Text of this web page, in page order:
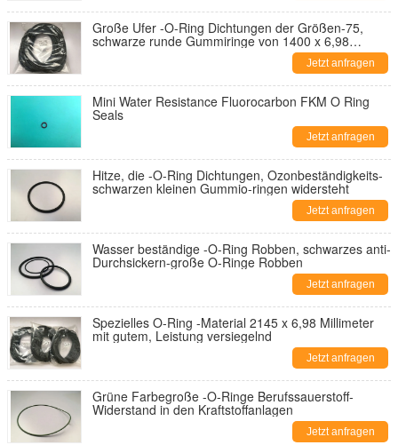
Große Ufer -O-Ring Dichtungen der Größen-75,
schwarze runde Gummiringe von 1400 x 6,98
Jetzt anfragen
Mini Water Resistance Fluorocarbon FKM O Ring
Seals
Jetzt anfragen
Hitze, die -O-Ring Dichtungen, Ozonbeständigkeits-
schwarzen kleinen Gummio-ringen widersteht
Jetzt anfragen
Wasser beständige -O-Ring Robben, schwarzes anti-
Durchsickern-große O-Ringe Robben
Jetzt anfragen
Spezielles O-Ring -Material 2145 x 6,98 Millimeter
mit gutem, Leistung versiegelnd
Jetzt anfragen
Grüne Farbegroße -O-Ringe Berufssauerstoff-
Widerstand in den Kraftstoffanlagen
Jetzt anfragen